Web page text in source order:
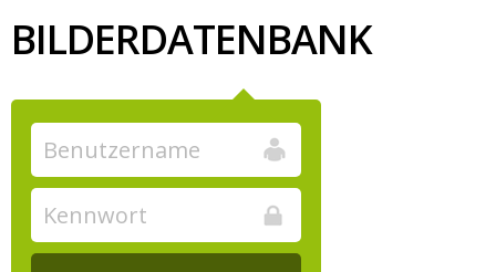
BILDERDATENBANK